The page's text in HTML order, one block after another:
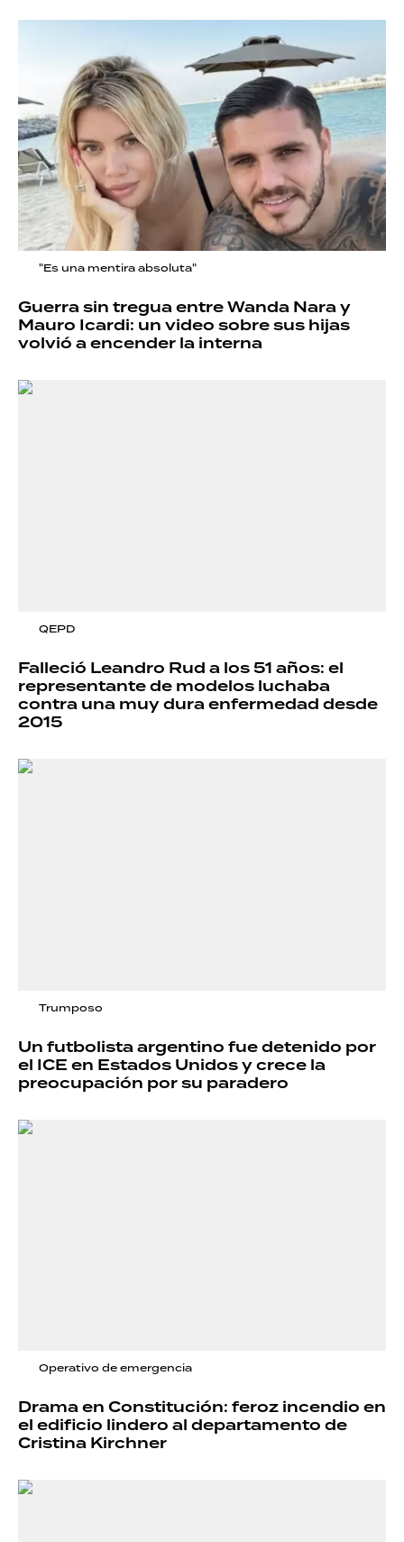
"Es una mentira absoluta"
Guerra sin tregua entre Wanda Nara y
Mauro Icardi: un video sobre sus hijas
volvió a encender la interna
QEPD
Falleció Leandro Rud a los 51 años: el
representante de modelos luchaba
contra una muy dura enfermedad desde
2015
Trumposo
Un futbolista argentino fue detenido por
el ICE en Estados Unidos y crece la
preocupación por su paradero
Operativo de emergencia
Drama en Constitución: feroz incendio en
el edificio lindero al departamento de
Cristina Kirchner